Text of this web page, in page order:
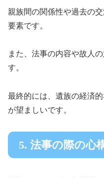
親族間の関係性や過去の
要素です。
また、法事の内容や故人
す。
最終的には、遺族の経済
が望ましいです。
5. 法事の際の心